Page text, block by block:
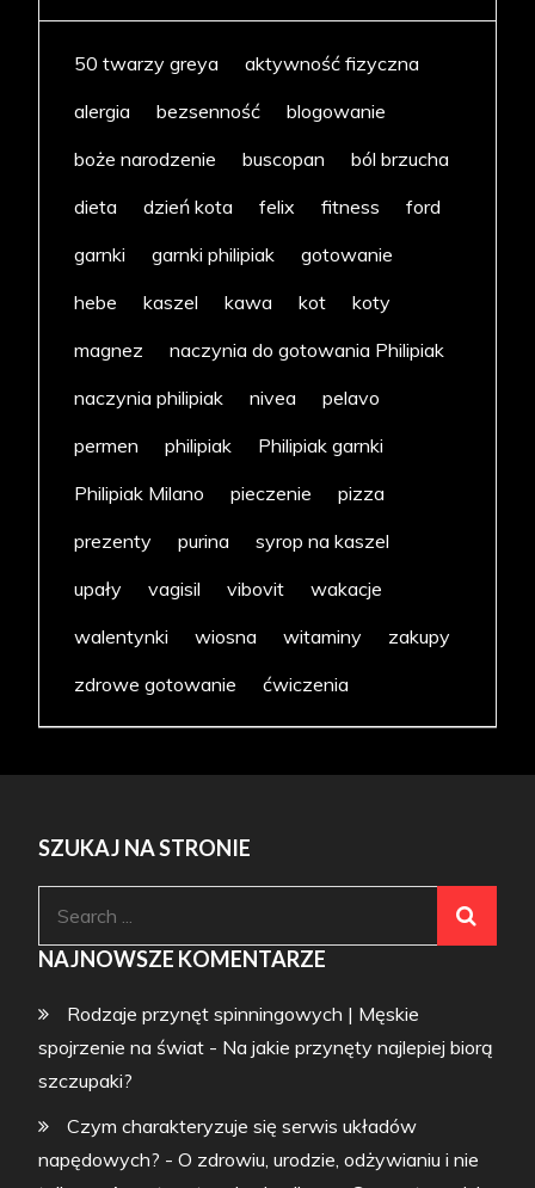
50 twarzy greya
aktywność fizyczna
alergia
bezsenność
blogowanie
boże narodzenie
buscopan
ból brzucha
dieta
dzień kota felix fitness
ford
garnki
garnki philipiak
gotowanie
hebe
kaszel kawa kot
koty
magnez
naczynia do gotowania Philipiak
naczynia philipiak
nivea
pelavo
permen
philipiak
Philipiak garnki
Philipiak Milano
pieczenie
pizza
prezenty
purina
syrop na kaszel
upały
vagisil vibovit
wakacje
walentynki
wiosna witaminy
zakupy
zdrowe gotowanie
ćwiczenia
SZUKAJ NA STRONIE
NAJNOWSZE KOMENTARZE
Rodzaje przynęt spinningowych | Męskie
spojrzenie na świat - Na jakie przynęty najlepiej biorą
szczupaki?
Czym charakteryzuje się serwis układów
napędowych? - O zdrowiu, urodzie, odżywianiu i nie